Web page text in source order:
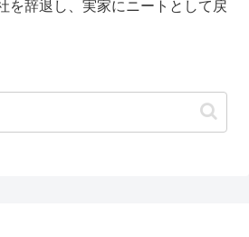
を辞退し、実家にニートとして戻